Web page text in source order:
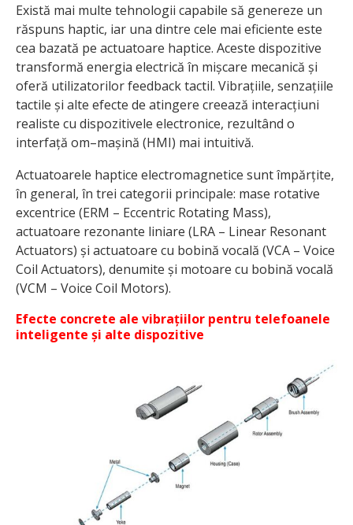
Există mai multe tehnologii capabile să genereze un
răspuns haptic, iar una dintre cele mai eficiente este
cea bazată pe actuatoare haptice. Aceste dispozitive
transformă energia electrică în mișcare mecanică și
oferă utilizatorilor feedback tactil. Vibrațiile, senzațiile
tactile și alte efecte de atingere creează interacțiuni
realiste cu dispozitivele electronice, rezultând o
interfață om–mașină (HMI) mai intuitivă.
Actuatoarele haptice electromagnetice sunt împărțite,
în general, în trei categorii principale: mase rotative
excentrice (ERM – Eccentric Rotating Mass),
actuatoare rezonante liniare (LRA – Linear Resonant
Actuators) și actuatoare cu bobină vocală (VCA – Voice
Coil Actuators), denumite și motoare cu bobină vocală
(VCM – Voice Coil Motors).
Efecte concrete ale vibrațiilor pentru telefoanele
inteligente și alte dispozitive